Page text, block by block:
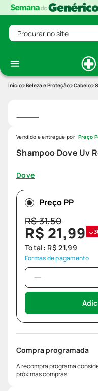
Procurar no site
Beleza e Proteção Cabelo
Shampoo Dove Uv
Dove
Vendido e entregue por: Preço
Preço PP
R$31,50
R$ 21,99
Total: R$ 21,99
Formas de pagamento
Compra programada
A recompra programa
próximas compras.